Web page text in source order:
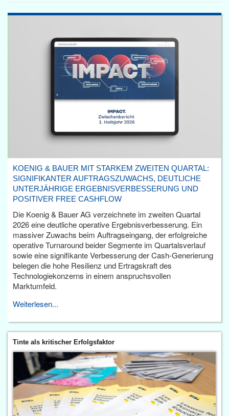
KOENIG & BAUER MIT STARKEM ZWEITEN QUARTAL:
SIGNIFIKANTER AUFTRAGSZUWACHS, DEUTLICHE
UNTERJÄHRIGE ERGEBNISVERBESSERUNG UND
POSITIVER FREE CASHFLOW
Die Koenig & Bauer AG verzeichnete im zweiten Quartal
2026 eine deutliche operative Ergebnisverbesserung. Ein
massiver Zuwachs beim Auftragseingang, der erfolgreiche
operative Turnaround beider Segmente im Quartalsverlauf
sowie eine signifikante Verbesserung der Cash-Generierung
belegen die hohe Resilienz und Ertragskraft des
Technologiekonzerns in einem anspruchsvollen
Marktumfeld.
Weiterlesen...
Tinte als kritischer Erfolgsfaktor